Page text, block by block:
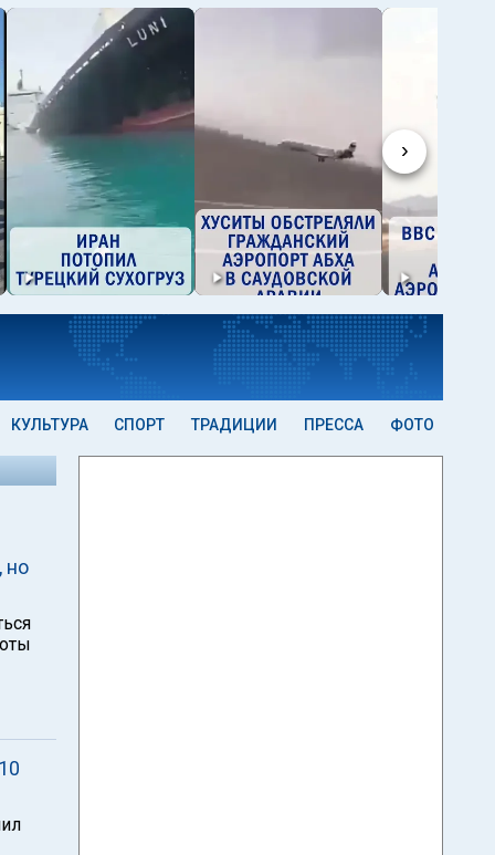
›
КУЛЬТУРА СПОРТ ТРАДИЦИИ ПРЕССА ФОТО
но